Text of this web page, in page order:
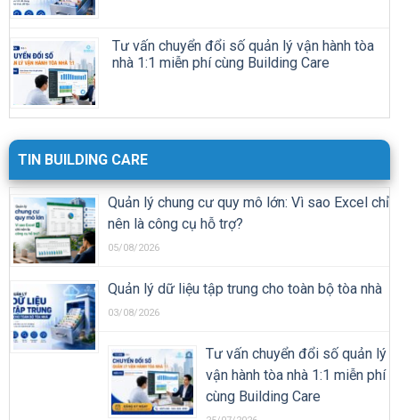
Tư vấn chuyển đổi số quản lý vận hành tòa
nhà 1:1 miễn phí cùng Building Care
TIN BUILDING CARE
Quản lý chung cư quy mô lớn: Vì sao Excel chỉ
nên là công cụ hỗ trợ?
05/08/2026
Quản lý dữ liệu tập trung cho toàn bộ tòa nhà
03/08/2026
Tư vấn chuyển đổi số quản lý
vận hành tòa nhà 1:1 miễn phí
cùng Building Care